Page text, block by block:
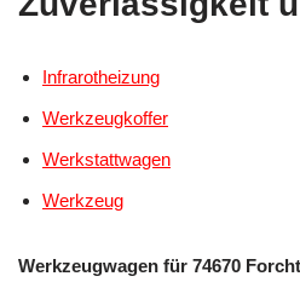
Infrarotheizung
Werkzeugkoffer
Werkstattwagen
Werkzeug
Werkzeugwagen für 74670